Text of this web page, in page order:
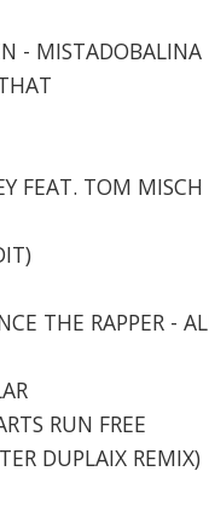
- MISTADOBALINA
FEAT. TOM MISCH
THE RAPPER -
RUN FREE
DUPLAIX REMIX)